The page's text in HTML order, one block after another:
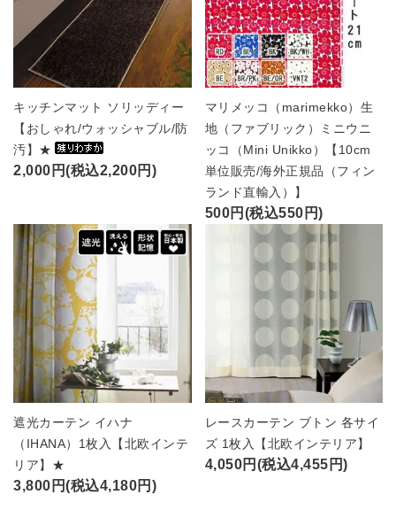
キッチンマット ソリッディー
【おしゃれ/ウォッシャブル/防
汚】★
2,000円(税込2,200円)
マリメッコ（marimekko）生
地（ファブリック）ミニウニ
ッコ（Mini Unikko）【10cm
単位販売/海外正規品（フィン
ランド直輸入）】
500円(税込550円)
遮光カーテン イハナ
（IHANA）1枚入【北欧インテ
リア】★
3,800円(税込4,180円)
レースカーテン ブトン 各サイ
ズ 1枚入【北欧インテリア】
4,050円(税込4,455円)